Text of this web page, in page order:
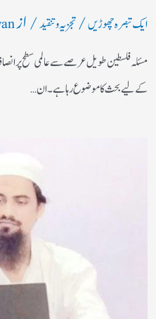
ایک تبصرہ چھوڑیں/تجزیہ و تنقید/ از
مسئلہ فلسطین طویل عرصے سے عالمی سطح پر
کے لیے بحث کا موضوع رہا ہے۔ ان…